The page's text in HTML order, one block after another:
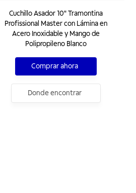
Cuchillo Asador 10" Tramontina
Profissional Master con Lámina en
Acero Inoxidable y Mango de
Polipropileno Blanco
Comprar ahora
Donde encontrar